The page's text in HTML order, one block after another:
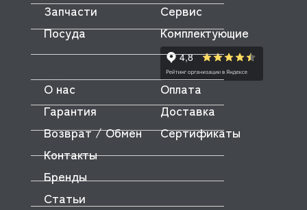
MATFER
MECNOSUD
MEIKO
MENUMASTER (AMANA)
MERRYCHEF
METOS
Запчасти
Посуда
Сервис
Комплектующие
О нас
Оплата
Гарантия
Доставка
Возврат / Обмен
Сертификаты
Контакты
Бренды
Статьи